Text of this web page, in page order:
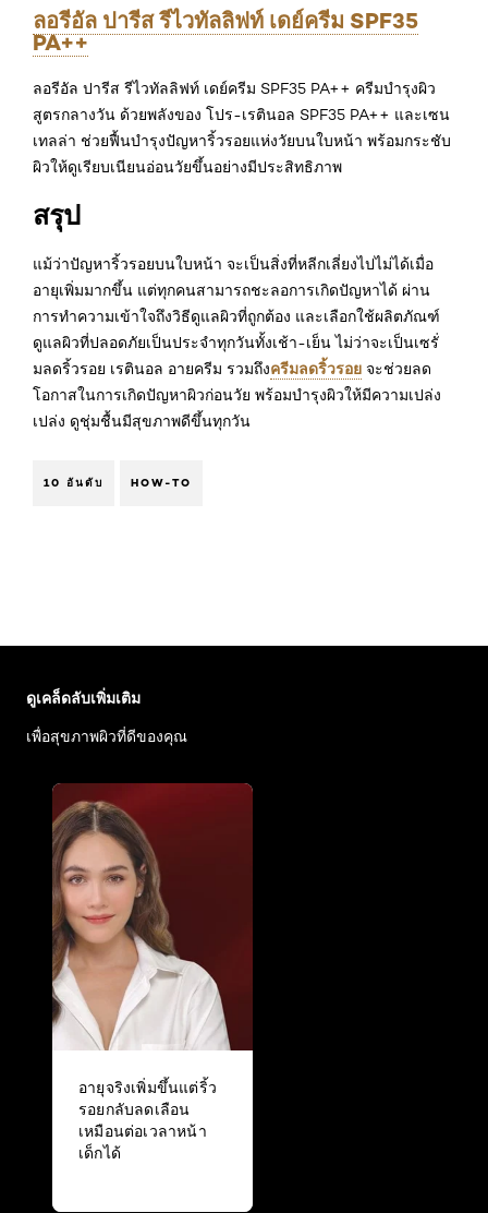
ลอรีอัล ปารีส รีไวทัลลิฟท์ เดย์ครีม SPF35
PA++
ลอรีอัล ปารีส รีไวทัลลิฟท์ เดย์ครีม SPF35 PA++ ครีมบำรุงผิว
สูตรกลางวัน ด้วยพลังของ โปร-เรตินอล SPF35 PA++ และเซน
เทลล่า ช่วยฟื้นบำรุงปัญหาริ้วรอยแห่งวัยบนใบหน้า พร้อมกระชับ
ผิวให้ดูเรียบเนียนอ่อนวัยขึ้นอย่างมีประสิทธิภาพ
สรุป
แม้ว่าปัญหาริ้วรอยบนใบหน้า จะเป็นสิ่งที่หลีกเลี่ยงไปไม่ได้เมื่อ
อายุเพิ่มมากขึ้น แต่ทุกคนสามารถชะลอการเกิดปัญหาได้ ผ่าน
การทำความเข้าใจถึงวิธีดูแลผิวที่ถูกต้อง และเลือกใช้ผลิตภัณฑ์
ดูแลผิวที่ปลอดภัยเป็นประจำทุกวันทั้งเช้า-เย็น ไม่ว่าจะเป็นเซรั่
มลดริ้วรอย เรตินอล อายครีม รวมถึงครีมลดริ้วรอย จะช่วยลด
โอกาสในการเกิดปัญหาผิวก่อนวัย พร้อมบำรุงผิวให้มีความเปล่ง
เปล่ง ดูชุ่มชื้นมีสุขภาพดีขึ้นทุกวัน
10 อันดับ HOW-TO
ดูเคล็ดลับเพิ่มเติม
เพื่อสุขภาพผิวที่ดีของคุณ
อายุจริงเพิ่มขึ้นแต่ริ้ว
รอยกลับลดเลือน
เหมือนต่อเวลาหน้า
เด็กได้